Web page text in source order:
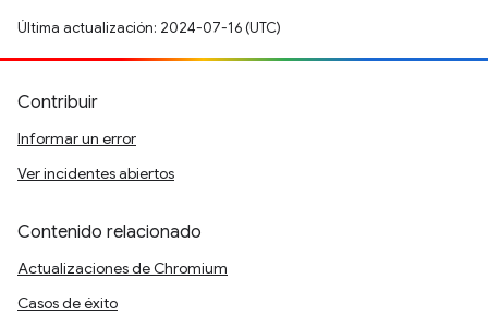
Última actualización: 2024-07-16 (UTC)
Contribuir
Informar un error
Ver incidentes abiertos
Contenido relacionado
Actualizaciones de Chromium
Casos de éxito